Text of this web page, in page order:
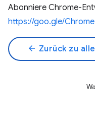
Abonniere Chrome-
https://goo.gle/
arrow_back Zurück zu